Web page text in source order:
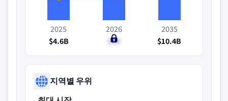
2025
$4.6B
2026
$5B
2035
$10.4B
지역별 우위